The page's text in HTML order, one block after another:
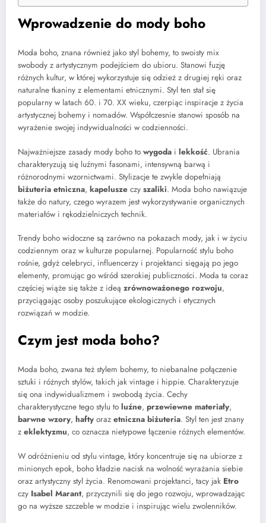
Wprowadzenie do mody boho
Moda boho, znana również jako styl bohemy, to swoisty mix
swobody z artystycznym podejściem do ubioru. Stanowi fuzję
różnych kultur, w której wykorzystuje się odzież z drugiej ręki oraz
naturalne tkaniny z elementami etnicznymi. Styl ten stał się
popularny w latach 60. i 70. XX wieku, czerpiąc inspiracje z życia
artystycznej bohemy i nomadów. Współczesnie stanowi sposób na
wyrażenie swojej indywidualności w codzienności.
Najważniejsze zasady mody boho to wygoda i lekkość. Ubrania
charakteryzują się luźnymi fasonami, intensywną barwą i
różnorodnymi wzornictwami. Stylizacje te zwykle dopełniają
biżuteria etniczna, kapelusze czy szaliki. Moda boho nawiązuje
także do natury, czego wyrazem jest wykorzystywanie organicznych
materiałów i rękodzielniczych technik.
Trendy boho widoczne są zarówno na pokazach mody, jak i w życiu
codziennym oraz w kulturze popularnej. Popularność stylu boho
rośnie, gdyż celebryci, influencerzy i projektanci sięgają po jego
elementy, promując go wśród szerokiej publiczności. Moda ta coraz
częściej wiąże się także z ideą zrównoważonego rozwoju,
przyciągając osoby poszukujące ekologicznych i etycznych
rozwiązań w modzie.
Czym jest moda boho?
Moda boho, zwana też stylem bohemy, to niebanalne połączenie
sztuki i różnych stylów, takich jak vintage i hippie. Charakteryzuje
się ona indywidualizmem i swobodą życia. Cechy
charakterystyczne tego stylu to luźne, przewiewne materiały,
barwne wzory, hafty oraz etniczna biżuteria. Styl ten jest znany
z eklektyzmu, co oznacza nietypowe łączenie różnych elementów.
W odróżnieniu od stylu vintage, który koncentruje się na ubiorze z
minionych epok, boho kładzie nacisk na wolność wyrażania siebie
oraz artystyczny styl życia. Renomowani projektanci, tacy jak Etro
czy Isabel Marant, przyczynili się do jego rozwoju, wprowadzając
go na wyższe szczeble w modzie i inspirując wielu zwolenników.